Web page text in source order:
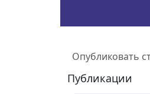
Опубликовать
Публикации